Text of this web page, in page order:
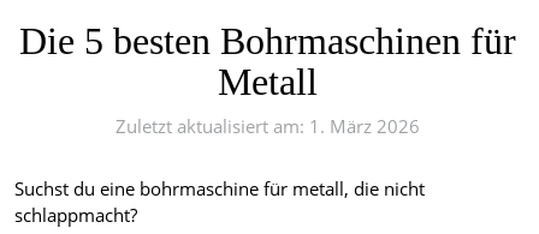
Die 5 besten Bohrmaschinen für
Metall
Zuletzt aktualisiert am: 1. März 2026
Suchst du eine bohrmaschine für metall, die nicht
schlappmacht?